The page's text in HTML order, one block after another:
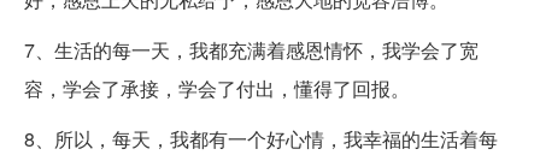
7、生活的每一天，我都充满着感恩情怀，我学会了宽
容，学会了承接，学会了付出，懂得了回报。
8、所以，每天，我都有一个好心情，我幸福的生活着每